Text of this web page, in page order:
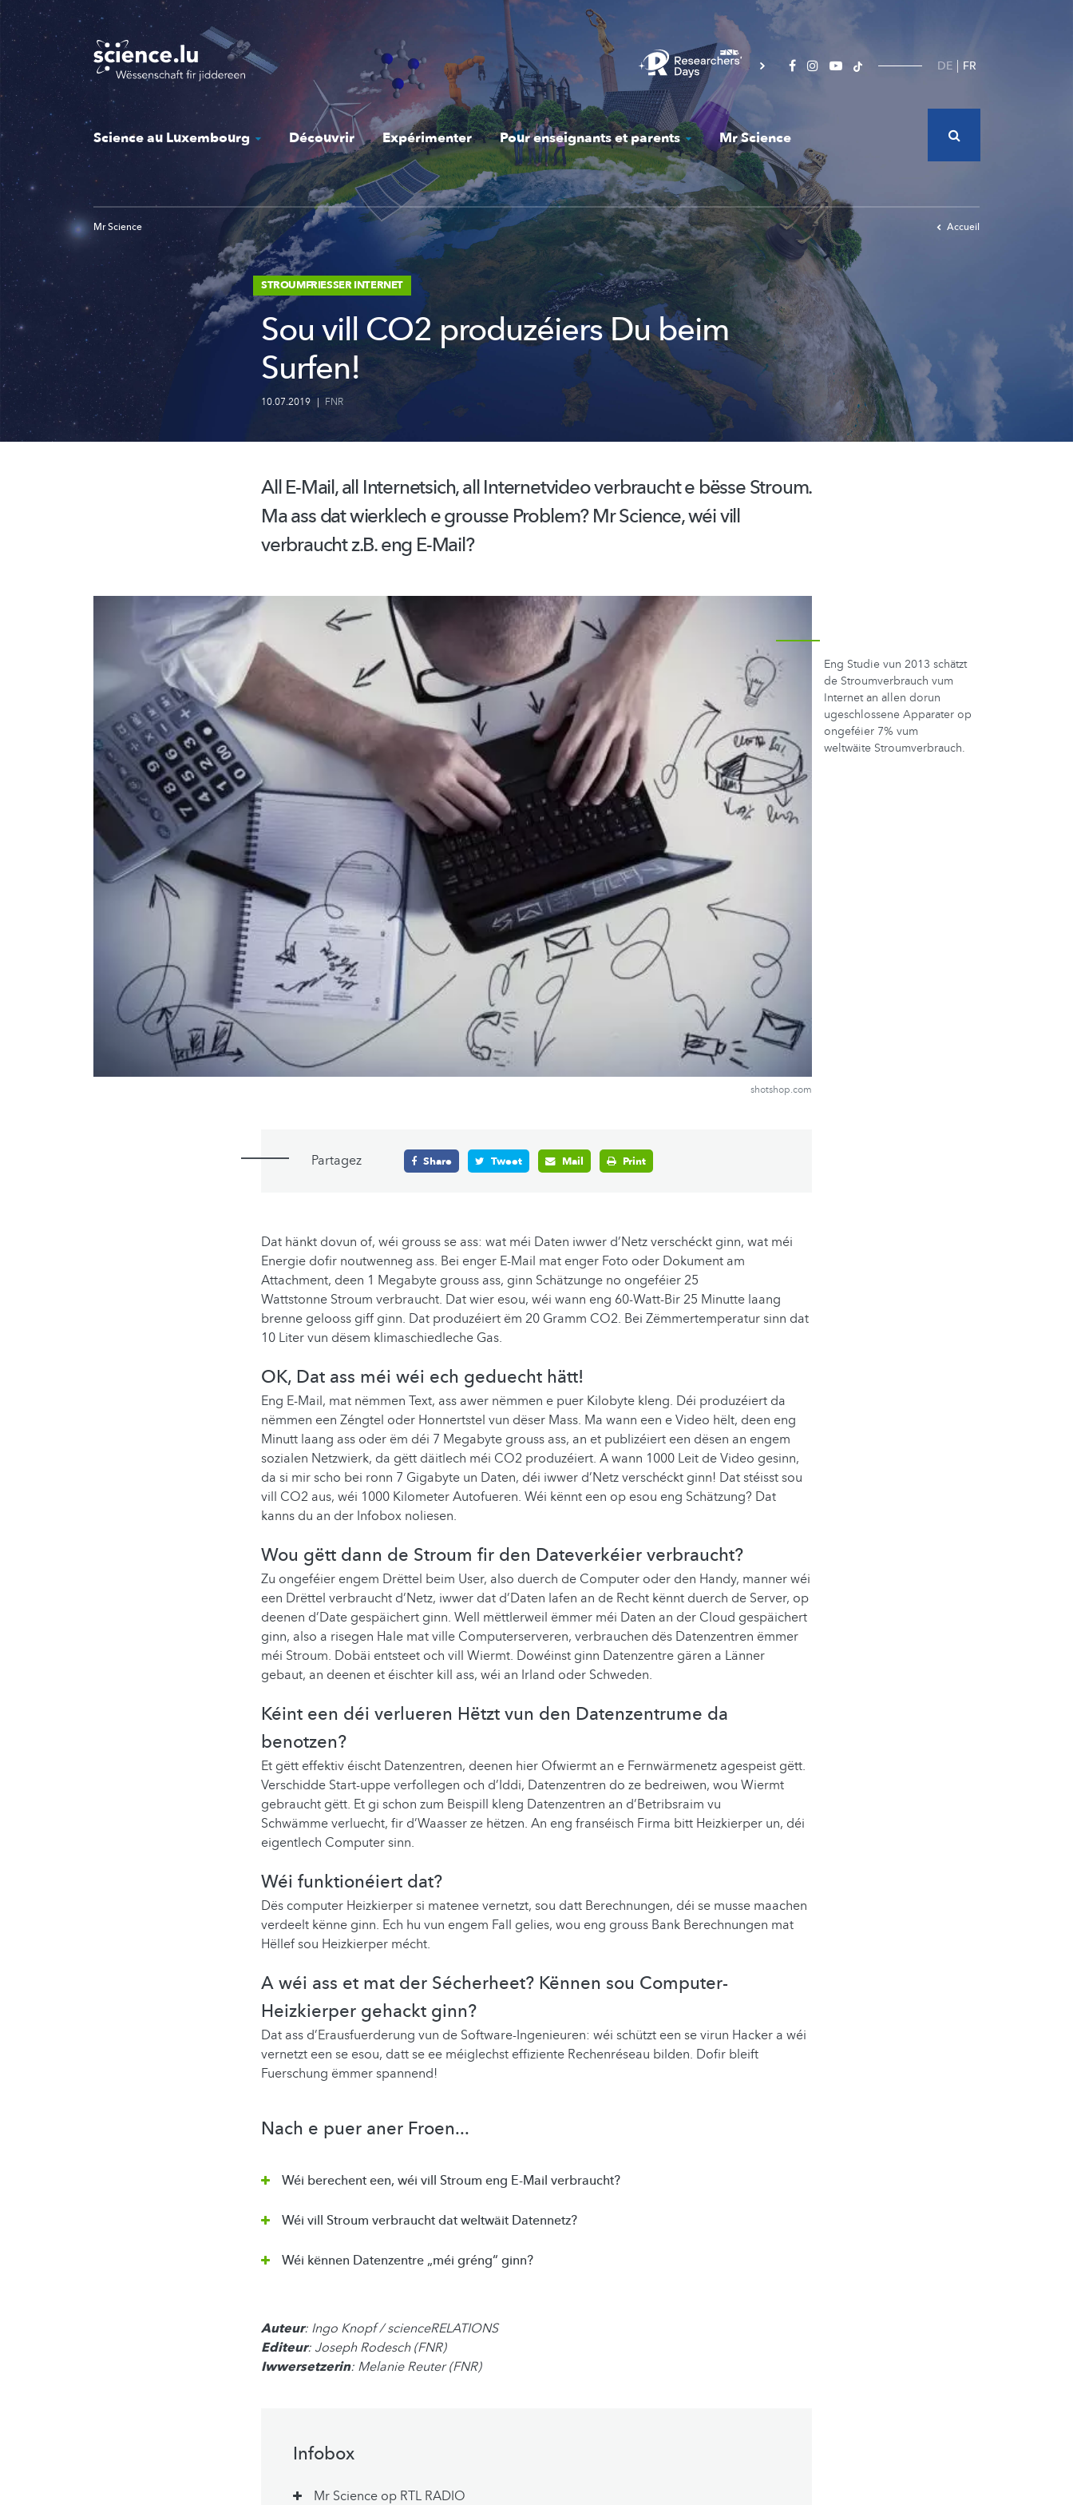
Skip
to
main
content
DE FR
Science au Luxembourg Découvrir Expérimenter Pour enseignants et parents Mr Science
Mr Science Accueil
STROUMFRIESSER INTERNET
Sou vill CO2 produzéiers Du beim
Surfen!
10.07.2019 | FNR
All E-Mail, all Internetsich, all Internetvideo verbraucht e bësse Stroum.
Ma ass dat wierklech e grousse Problem? Mr Science, wéi vill
verbraucht z.B. eng E-Mail?
shotshop.com
Eng Studie vun 2013 schätzt
de Stroumverbrauch vum
Internet an allen dorun
ugeschlossene Apparater op
ongeféier 7% vum
weltwäite Stroumverbrauch.
Partagez Share Tweet Mail Print
Dat hänkt dovun of, wéi grouss se ass: wat méi Daten iwwer d’Netz verschéckt ginn, wat méi
Energie dofir noutwenneg ass. Bei enger E-Mail mat enger Foto oder Dokument am
Attachment, deen 1 Megabyte grouss ass, ginn Schätzunge no ongeféier 25
Wattstonne Stroum verbraucht. Dat wier esou, wéi wann eng 60-Watt-Bir 25 Minutte laang
brenne gelooss giff ginn. Dat produzéiert ëm 20 Gramm CO2. Bei Zëmmertemperatur sinn dat
10 Liter vun dësem klimaschiedleche Gas.
OK, Dat ass méi wéi ech geduecht hätt!
Eng E-Mail, mat nëmmen Text, ass awer nëmmen e puer Kilobyte kleng. Déi produzéiert da
nëmmen een Zéngtel oder Honnertstel vun dëser Mass. Ma wann een e Video hëlt, deen eng
Minutt laang ass oder ëm déi 7 Megabyte grouss ass, an et publizéiert een dësen an engem
sozialen Netzwierk, da gëtt däitlech méi CO2 produzéiert. A wann 1000 Leit de Video gesinn,
da si mir scho bei ronn 7 Gigabyte un Daten, déi iwwer d’Netz verschéckt ginn! Dat stéisst sou
vill CO2 aus, wéi 1000 Kilometer Autofueren. Wéi kënnt een op esou eng Schätzung? Dat
kanns du an der Infobox noliesen.
Wou gëtt dann de Stroum fir den Dateverkéier verbraucht?
Zu ongeféier engem Drëttel beim User, also duerch de Computer oder den Handy, manner wéi
een Drëttel verbraucht d’Netz, iwwer dat d’Daten lafen an de Recht kënnt duerch de Server, op
deenen d’Date gespäichert ginn. Well mëttlerweil ëmmer méi Daten an der Cloud gespäichert
ginn, also a risegen Hale mat ville Computerserveren, verbrauchen dës Datenzentren ëmmer
méi Stroum. Dobäi entsteet och vill Wiermt. Dowéinst ginn Datenzentre gären a Länner
gebaut, an deenen et éischter kill ass, wéi an Irland oder Schweden.
Kéint een déi verlueren Hëtzt vun den Datenzentrume da
benotzen?
Et gëtt effektiv éischt Datenzentren, deenen hier Ofwiermt an e Fernwärmenetz agespeist gëtt.
Verschidde Start-uppe verfollegen och d’Iddi, Datenzentren do ze bedreiwen, wou Wiermt
gebraucht gëtt. Et gi schon zum Beispill kleng Datenzentren an d’Betribsraim vu
Schwämme verluecht, fir d’Waasser ze hëtzen. An eng franséisch Firma bitt Heizkierper un, déi
eigentlech Computer sinn.
Wéi funktionéiert dat?
Dës computer Heizkierper si matenee vernetzt, sou datt Berechnungen, déi se musse maachen
verdeelt kënne ginn. Ech hu vun engem Fall gelies, wou eng grouss Bank Berechnungen mat
Hëllef sou Heizkierper mécht.
A wéi ass et mat der Sécherheet? Kënnen sou Computer-
Heizkierper gehackt ginn?
Dat ass d’Erausfuerderung vun de Software-Ingenieuren: wéi schützt een se virun Hacker a wéi
vernetzt een se esou, datt se ee méiglechst effiziente Rechenréseau bilden. Dofir bleift
Fuerschung ëmmer spannend!
Nach e puer aner Froen...
Wéi berechent een, wéi vill Stroum eng E-Mail verbraucht?
Wéi vill Stroum verbraucht dat weltwäit Datennetz?
Wéi kënnen Datenzentre „méi gréng“ ginn?
Auteur: Ingo Knopf / scienceRELATIONS
Editeur: Joseph Rodesch (FNR)
Iwwersetzerin: Melanie Reuter (FNR)
Infobox
Mr Science op RTL RADIO